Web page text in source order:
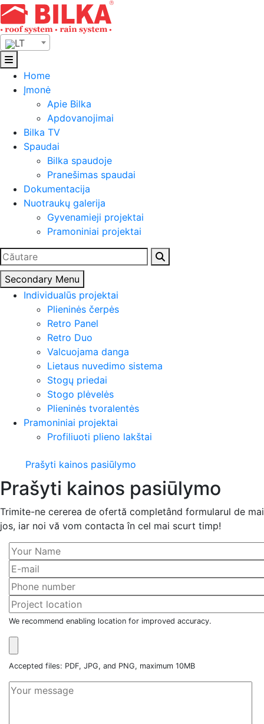
Skip
to
content
LT
Home
Įmonė
Apie Bilka
Apdovanojimai
Bilka TV
Spaudai
Bilka spaudoje
Pranešimas spaudai
Dokumentacija
Nuotraukų galerija
Gyvenamieji projektai
Pramoniniai projektai
Ieškoti:
Secondary Menu
Individualūs projektai
Plieninės čerpės
Retro Panel
Retro Duo
Valcuojama danga
Lietaus nuvedimo sistema
Stogų priedai
Stogo plėvelės
Plieninės tvoralentės
Pramoniniai projektai
Profiliuoti plieno lakštai
Prašyti kainos pasiūlymo
Prašyti kainos pasiūlymo
Trimite-ne cererea de ofertă completând formularul de mai
jos, iar noi vă vom contacta în cel mai scurt timp!
We recommend enabling location for improved accuracy.
Accepted files: PDF, JPG, and PNG, maximum 10MB